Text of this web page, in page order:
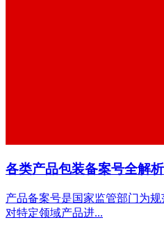
各类产品包装备案号全解析
产品备案号是国家监管部门为
对特定领域产品进...